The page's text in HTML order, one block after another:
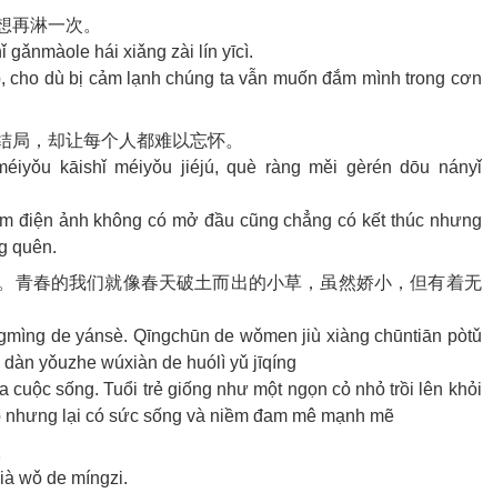
再淋一次。
gǎnmàole hái xiǎng zài lín yīcì.
dù bị cảm lạnh chúng ta vẫn muốn đắm mình trong cơn
局，却让每个人都难以忘怀。
kāishǐ méiyǒu jiéjú, què ràng měi gèrén dōu nányǐ
điện ảnh không có mở đầu cũng chẳng có kết thúc nhưng
quên.
青春的我们就像春天破土而出的小草，虽然娇小，但有着无
de yánsè. Qīngchūn de wǒmen jiù xiàng chūntiān pòtǔ
yǒuzhe wúxiàn de huólì yǔ jīqíng
cuộc sống. Tuổi trẻ giống như một ngọn cỏ nhỏ trồi lên khỏi
lại có sức sống và niềm đam mê mạnh mẽ
wǒ de míngzi.